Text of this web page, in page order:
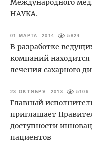
Международного
НАУКА.
01 МАРТА 2014 5824
В разработке
компаний находится
лечения сахарного
23 ОКТЯБРЯ 2013 5106
Главный
приглашает
доступности
пациентов